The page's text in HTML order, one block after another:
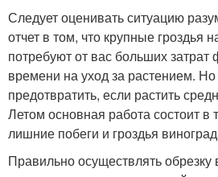
Следует оценивать ситуацию
отчет в том, что крупные гроздья
потребуют от вас больших затрат
времени на уход за растением.
предотвратить, если растить
Летом основная работа состоит в
лишние побеги и гроздья
Правильно осуществлять обрезку